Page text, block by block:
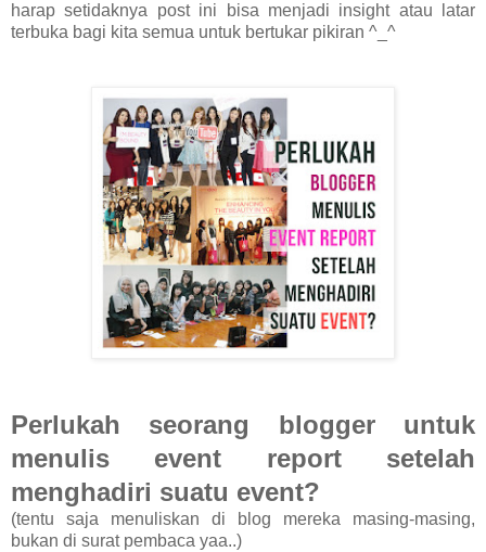
harap setidaknya post ini bisa menjadi insight atau latar
terbuka bagi kita semua untuk bertukar pikiran ^_^
Perlukah seorang blogger untuk
menulis event report setelah
menghadiri suatu event?
(tentu saja menuliskan di blog mereka masing-masing,
bukan di surat pembaca yaa..)